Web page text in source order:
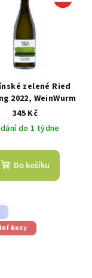
zelené Ried
2022, WeinWurm
345 Kč
do 1 týdne
Do košíku
kusy